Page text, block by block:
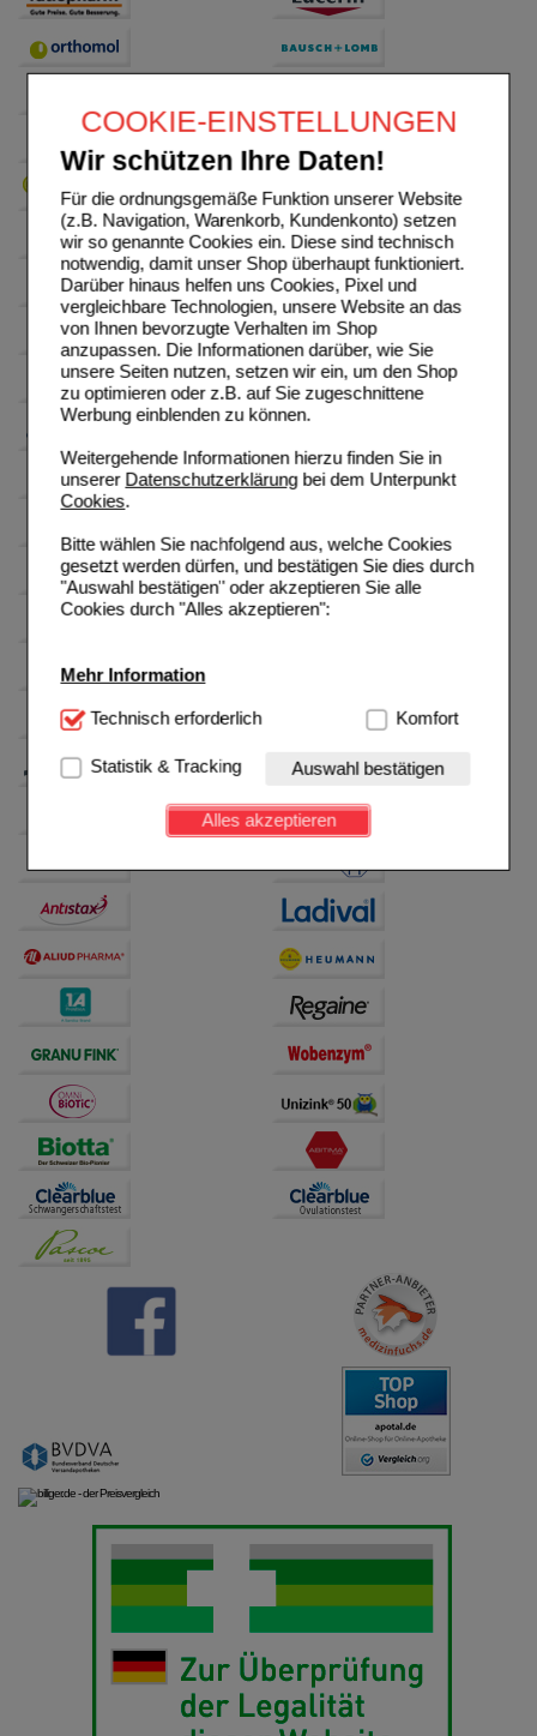
COOKIE-EINSTELLUNGEN
Wir schützen Ihre Daten!
Für die ordnungsgemäße Funktion unserer Website
(z.B. Navigation, Warenkorb, Kundenkonto) setzen
wir so genannte Cookies ein. Diese sind technisch
notwendig, damit unser Shop überhaupt funktioniert.
Darüber hinaus helfen uns Cookies, Pixel und
vergleichbare Technologien, unsere Website an das
von Ihnen bevorzugte Verhalten im Shop
anzupassen. Die Informationen darüber, wie Sie
unsere Seiten nutzen, setzen wir ein, um den Shop
zu optimieren oder z.B. auf Sie zugeschnittene
Werbung einblenden zu können.
Weitergehende Informationen hierzu finden Sie in
unserer Datenschutzerklärungbei dem Unterpunkt
Cookies.
Bitte wählen Sie nachfolgend aus, welche Cookies
gesetzt werden dürfen, und bestätigen Sie dies durch
"Auswahl bestätigen" oder akzeptieren Sie alle
Cookies durch "Alles akzeptieren":
Mehr Information
Technisch Notwendig:Hierbei handelt es sich um
Website notwendig sind (z.B. Navigation, Warenkorb,
Kundenkonto), weshalb auf diese nicht verzichtet
werden kann.
Einkaufserlebnis noch ansprechender zu gestalten,
beispielsweise für die Wiedererkennung des
Besuchers oder unsere Seite an bevorzugte
anzupassen. Komfort-Cookies ermöglichen es uns
auch auf Ihre Bedürfnisse zugeschrittene Inhalte
anzuzeigen und unser Partnerprogramm zu
betreiben.
Statistik & Tracking:
Hierüber lassen sich
Informationen über die Art und Weise der Nutzung
unserer Website sammeln, mit deren Hilfe wir unsere
Website weiter für Sie optimieren können, den Inhalt
auf unserer Website aber auch die Werbung auf
Drittseiten möglichst relevant für Sie zu gestalten.
Bitte beachten Sie, dass Daten hierfür teilweise an
Dritte wie z.B. Google oder soziale Medien
übertragen werden.
Technisch erforderlich Komfort
Statistik & Tracking Auswahl bestätigen
Alles akzeptieren